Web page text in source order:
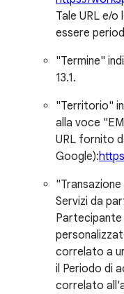
Tale URL e/
essere
"Termine"
13.1.
"Territorio"
alla voce
URL fornito
Google):
Servizi da
correlato a
il Periodo di
correlato